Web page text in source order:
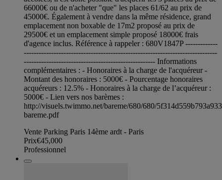
66000€ ou de n'acheter "que" les places 61/62 au prix de
45000€. Également à vendre dans la même résidence, grand
emplacement non boxable de 17m2 proposé au prix de
29500€ et un emplacement simple proposé 18000€ frais
d'agence inclus. Référence à rappeler : 680V1847P -------------
------------------------------------------------------------------------------
----------------------------------------------------- Informations
complémentaires : - Honoraires à la charge de l'acquéreur -
Montant des honoraires : 5000€ - Pourcentage honoraires
acquéreurs : 12.5% - Honoraires à la charge de l’acquéreur :
5000€ - Lien vers nos barèmes :
http://visuels.twimmo.net/bareme/680/680/
bareme.pdf
Vente Parking Paris 14ème ardt - Paris
Prix€45,000
Professionnel